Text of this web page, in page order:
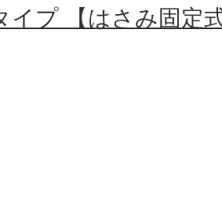
イプ 【はさみ固定